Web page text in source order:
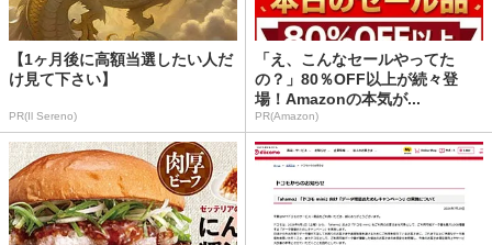
【1ヶ月後に高額当選したい人だ
け見て下さい】
PR(Il Sereno)
「え、こんなセールやってた
の？」80％OFF以上が続々登
場！Amazonの本気が...
PR(Amazon)